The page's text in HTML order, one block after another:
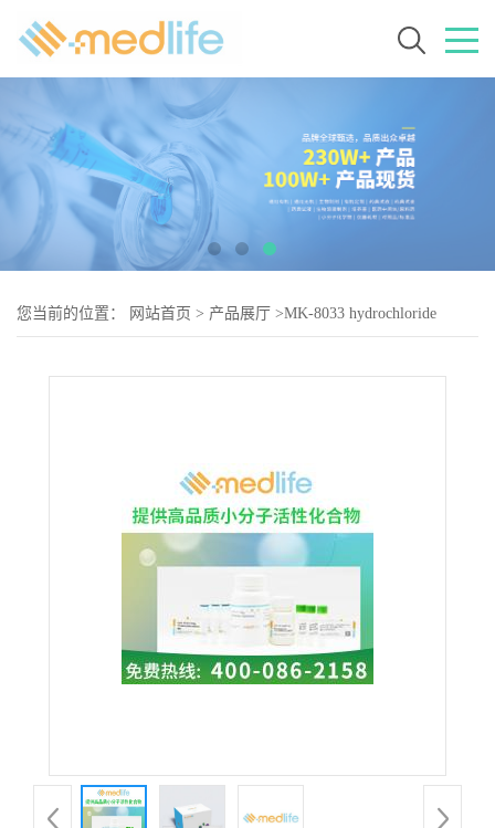
您当前的位置： 网站首页 > 产品展厅 >MK-8033 hydrochloride